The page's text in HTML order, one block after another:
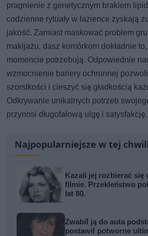
pragnienie z genetycznym brakiem
codzienne rytuały w łazience zyskają
jakość. Zamiast maskować problem
makijażu, dasz komórkom dokładnie
momencie potrzebują. Odpowiednie
wzmocnienie bariery ochronnej
szorstkości i cieszyć się gładkością
Odkrywanie unikalnych potrzeb
przynosi długofalową ulgę i satysfakcję.
Najpopularniejsze w tej chwili
Kazali jej rozbierać się
filmie. Przekleństwo
lat 80.
Zwabił ją do auta
postawił potworne